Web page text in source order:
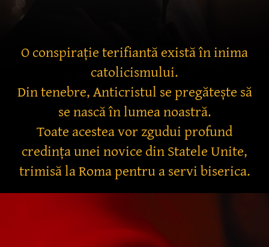
O conspirație terifiantă există în inima
catolicismului.
Din tenebre, Anticristul se pregătește să
se nască în lumea noastră.
Toate acestea vor zgudui profund
credința unei novice din Statele Unite,
trimisă la Roma pentru a servi biserica.